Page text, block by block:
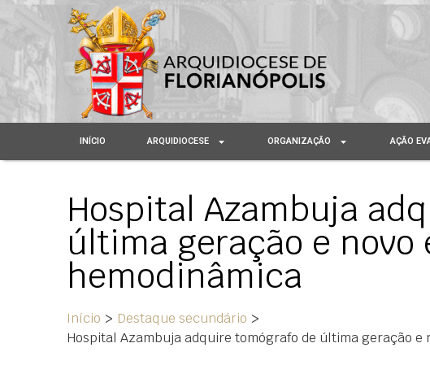
INÍCIO ARQUIDIOCESE ORGANIZAÇÃO AÇÃO
Hospital Azambuja
última geração e
hemodinâmica
Início > Destaque secundário >
Hospital Azambuja adquire tomógrafo de última geração e